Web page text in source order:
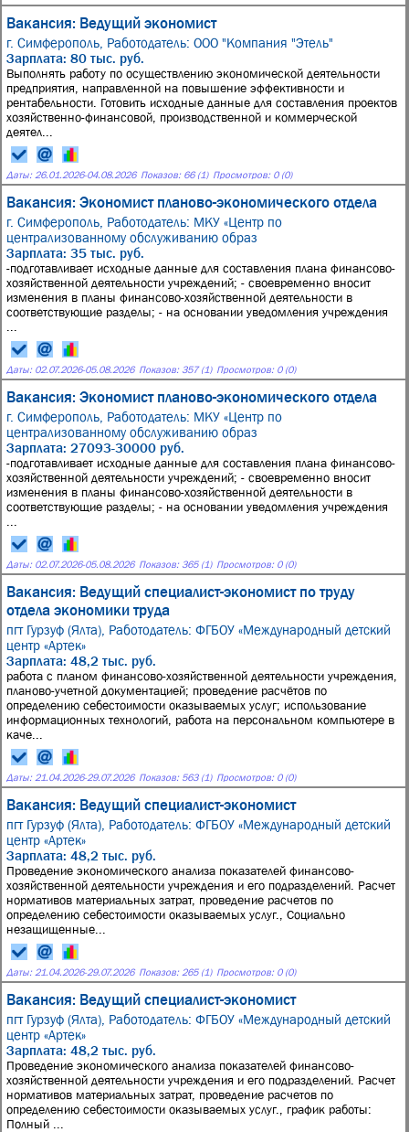
Вакансия: Ведущий экономист
г. Симферополь, Работодатель: ООО "Компания "Этель"
Зарплата: 80 тыс. руб.
Выполнять работу по осуществлению экономической деятельности
предприятия, направленной на повышение эффективности и
рентабельности. Готовить исходные данные для составления проектов
хозяйственно-финансовой, производственной и коммерческой
деятел...
Даты: 26.01.2026-04.08.2026 Показов: 66 (1) Просмотров: 0 (0)
Вакансия: Экономист планово-экономического отдела
г. Симферополь, Работодатель: МКУ «Центр по
централизованному обслуживанию образ
Зарплата: 35 тыс. руб.
-подготавливает исходные данные для составления плана финансово-
хозяйственной деятельности учреждений; - своевременно вносит
изменения в планы финансово-хозяйственной деятельности в
соответствующие разделы; - на основании уведомления учреждения
Даты: 02.07.2026-05.08.2026 Показов: 357 (1) Просмотров: 0 (0)
Вакансия: Экономист планово-экономического отдела
г. Симферополь, Работодатель: МКУ «Центр по
централизованному обслуживанию образ
Зарплата: 27093-30000 руб.
-подготавливает исходные данные для составления плана финансово-
хозяйственной деятельности учреждений; - своевременно вносит
изменения в планы финансово-хозяйственной деятельности в
соответствующие разделы; - на основании уведомления учреждения
Даты: 02.07.2026-05.08.2026 Показов: 365 (1) Просмотров: 0 (0)
Вакансия: Ведущий специалист-экономист по труду
отдела экономики труда
пгт Гурзуф (Ялта), Работодатель: ФГБОУ «Международный детский
центр «Артек»
Зарплата: 48,2 тыс. руб.
работа с планом финансово-хозяйственной деятельности учреждения,
планово-учетной документацией; проведение расчётов по
определению себестоимости оказываемых услуг; использование
информационных технологий, работа на персональном компьютере в
каче...
Даты: 21.04.2026-29.07.2026 Показов: 563 (1) Просмотров: 0 (0)
Вакансия: Ведущий специалист-экономист
пгт Гурзуф (Ялта), Работодатель: ФГБОУ «Международный детский
центр «Артек»
Зарплата: 48,2 тыс. руб.
Проведение экономического анализа показателей финансово-
хозяйственной деятельности учреждения и его подразделений. Расчет
нормативов материальных затрат, проведение расчетов по
определению себестоимости оказываемых услуг., Социально
незащищенные...
Даты: 21.04.2026-29.07.2026 Показов: 265 (1) Просмотров: 0 (0)
Вакансия: Ведущий специалист-экономист
пгт Гурзуф (Ялта), Работодатель: ФГБОУ «Международный детский
центр «Артек»
Зарплата: 48,2 тыс. руб.
Проведение экономического анализа показателей финансово-
хозяйственной деятельности учреждения и его подразделений. Расчет
нормативов материальных затрат, проведение расчетов по
определению себестоимости оказываемых услуг., график работы:
Полный ...